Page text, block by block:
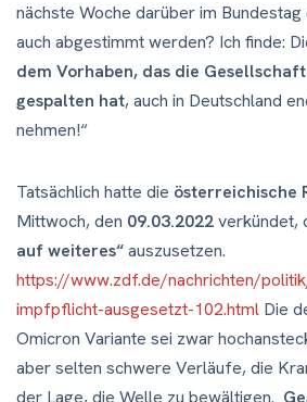
nächste Woche darüber im
auch abgestimmt werden? Ich finde:
dem Vorhaben, das die
gespalten hat, auch in Deutschland
nehmen!“
Tatsächlich hatte die österreichische
Mittwoch, den 09.03.2022verkündet,
auf weiteres“auszusetzen.
https://www.zdf.de/nachrichten/
impfpflicht-ausgesetzt-102.html Die
Omicron Variante sei zwar
aber selten schwere Verläufe, die
der Lage, die Welle zu bewältigen.